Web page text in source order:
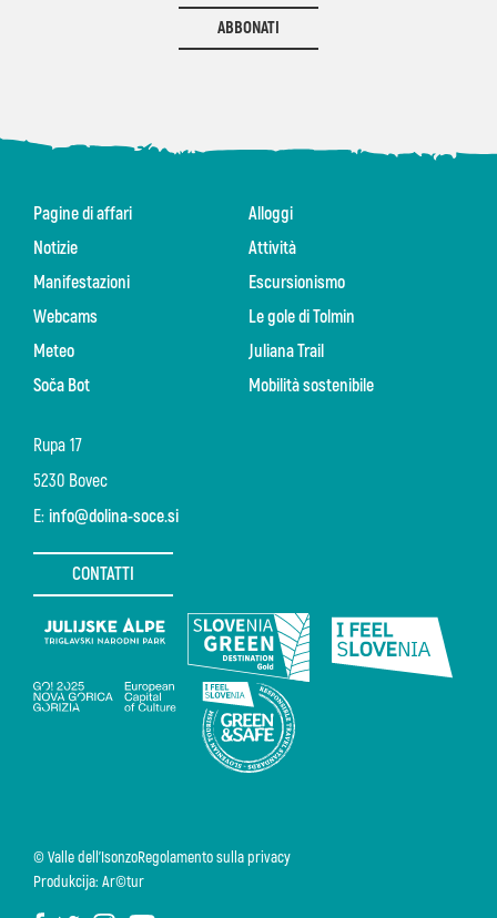
ABBONATI
Rupa 17
5230 Bovec
E: info@dolina-soce.si
CONTATTI
Pagine di affari
Notizie
Manifestazioni
Webcams
Meteo
Soča Bot
Alloggi
Attività
Escursionismo
Le gole di Tolmin
Juliana Trail
Mobilità sostenibile
© Valle dell'IsonzoRegolamento sulla privacy
Produkcija: Ar©tur